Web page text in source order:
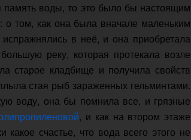
воды, то это было бы настоящим
том, как она была вначале маленьким
в неё, и она приобретала
реку, которая протекала возле
старое кладбище и получила свойств
стая рыб зараженных гельминтами.
воду, она бы помнила все, и грязные
, и как на втором этаже
счастье, что вода всего этого не